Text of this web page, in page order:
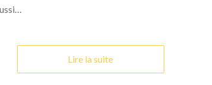
Lire la suite